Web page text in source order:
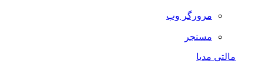
مرورگر وب
مسنجر
مالتی مدیا